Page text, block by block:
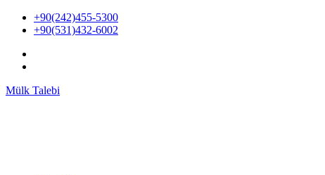
İçeriğe+90(242)455-5300
+90(531)432-6002
Mülk Talebi